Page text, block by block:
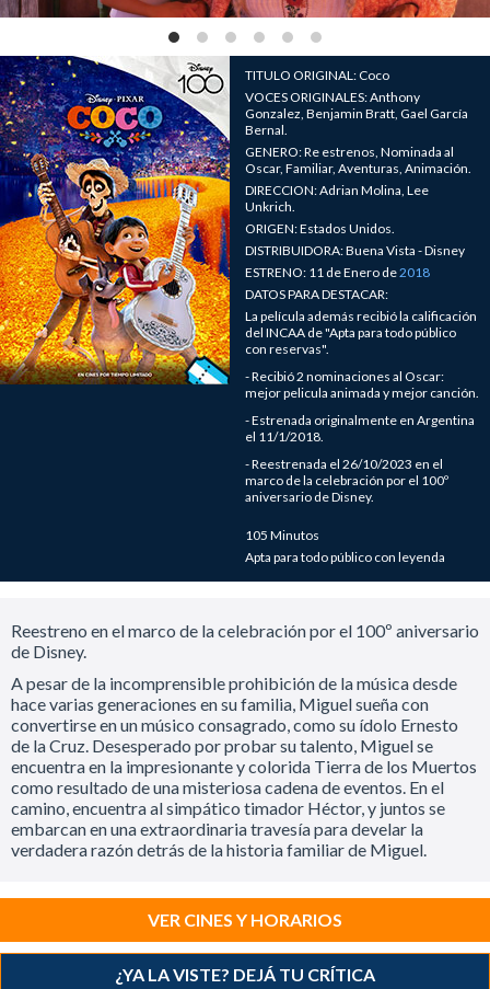
TITULO ORIGINAL: Coco
VOCES ORIGINALES: Anthony
Gonzalez, Benjamin Bratt, Gael García
Bernal.
GENERO: Re estrenos, Nominada al
Oscar, Familiar, Aventuras, Animación.
DIRECCION: Adrian Molina, Lee
Unkrich.
ORIGEN: Estados Unidos.
DISTRIBUIDORA: Buena Vista - Disney
ESTRENO: 11 de Enero de2018
DATOS PARA DESTACAR:
La película además recibió la calificación
del INCAA de "Apta para todo público
con reservas".
- Recibió 2 nominaciones al Oscar:
mejor pelicula animada y mejor canción.
- Estrenada originalmente en Argentina
el 11/1/2018.
- Reestrenada el 26/10/2023 en el
marco de la celebración por el 100º
aniversario de Disney.
105 Minutos
Apta para todo público con leyenda
Reestreno en el marco de la celebración por el 100º aniversario
de Disney.
A pesar de la incomprensible prohibición de la música desde
hace varias generaciones en su familia, Miguel sueña con
convertirse en un músico consagrado, como su ídolo Ernesto
de la Cruz. Desesperado por probar su talento, Miguel se
encuentra en la impresionante y colorida Tierra de los Muertos
como resultado de una misteriosa cadena de eventos. En el
camino, encuentra al simpático timador Héctor, y juntos se
embarcan en una extraordinaria travesía para develar la
verdadera razón detrás de la historia familiar de Miguel.
VER CINES Y HORARIOS
¿YA LA VISTE? DEJÁ TU CRÍTICA